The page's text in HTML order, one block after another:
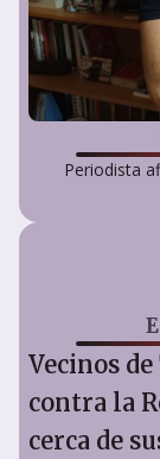
Periodista
Vecinos
contra la
cerca de